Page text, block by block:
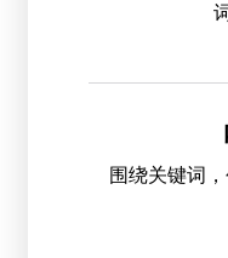
围绕关键词